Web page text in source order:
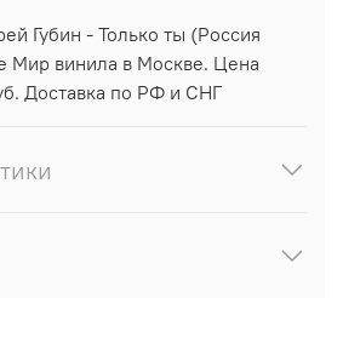
Губин - Только ты (Россия
Мир винила в Москве. Цена
Доставка по РФ и СНГ